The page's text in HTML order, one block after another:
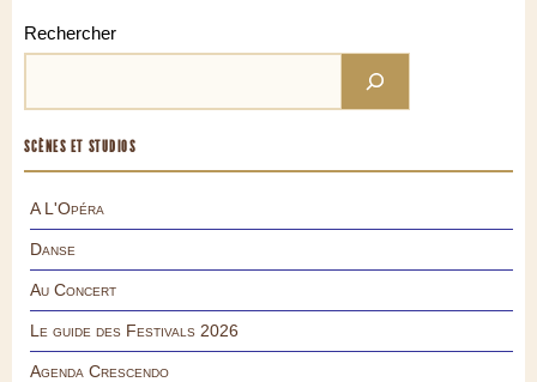
Rechercher
SCÈNES ET STUDIOS
A L'Opéra
Danse
Au Concert
Le guide des Festivals 2026
Agenda Crescendo